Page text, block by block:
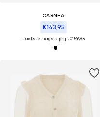
CARNEA
€143,95
Laatste laagste prijs:€159,95